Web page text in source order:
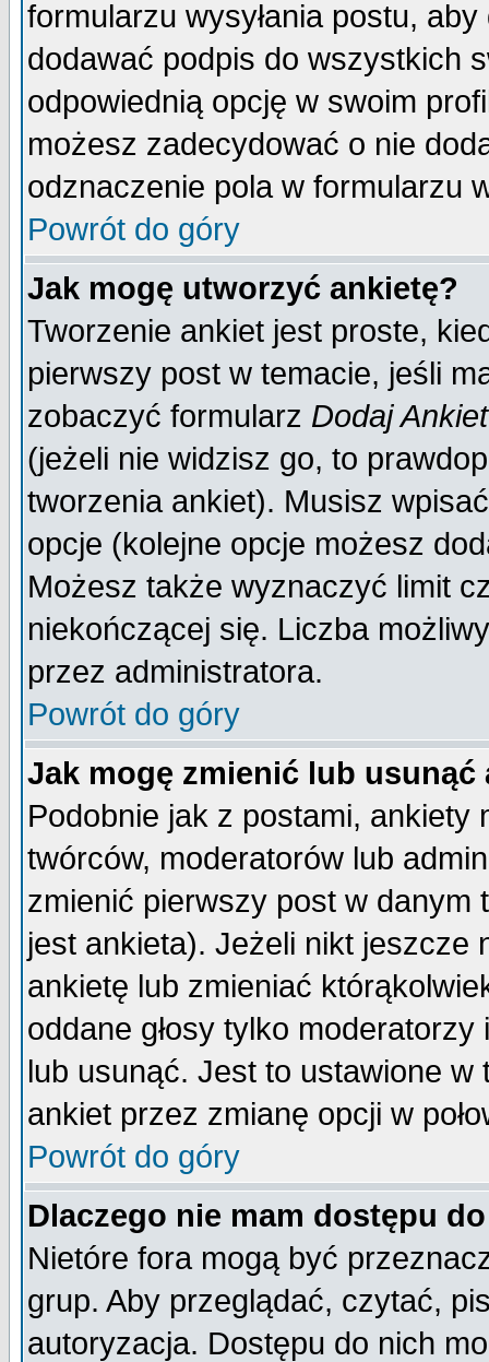
formularzu wysyłania postu,
dodawać podpis do wszystkich
odpowiednią opcję w swoim
możesz zadecydować o nie
odznaczenie pola w formularzu
Powrót do góry
Jak mogę utworzyć ankietę?
Tworzenie ankiet jest proste,
pierwszy post w temacie, jeśli
zobaczyć formularz Dodaj
(jeżeli nie widzisz go, to
tworzenia ankiet). Musisz
opcje (kolejne opcje możesz
Możesz także wyznaczyć limit
niekończącej się. Liczba
przez administratora.
Powrót do góry
Jak mogę zmienić lub usunąć
Podobnie jak z postami,
twórców, moderatorów lub
zmienić pierwszy post w
jest ankieta). Jeżeli nikt jeszcze
ankietę lub zmieniać
oddane głosy tylko
lub usunąć. Jest to ustawione w
ankiet przez zmianę opcji w
Powrót do góry
Dlaczego nie mam dostępu
Nietóre fora mogą być
grup. Aby przeglądać, czytać,
autoryzacja. Dostępu do nich